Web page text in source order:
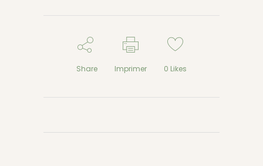
Share Imprimer 0 Likes